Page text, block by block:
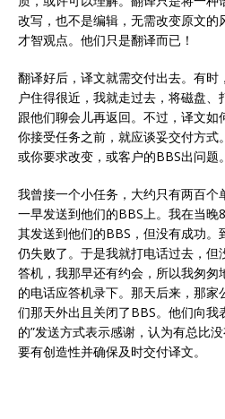
改写，也不是编辑，无需改变原文的
才智观点。他们只是翻译而已！
翻译好后，译文就需交付出去。有时
户住得很近，我就走过去，将磁盘
跟他们聊会儿再返回。不过，译文
你接受任务之前，就应谈妥交付方式
或你要求改变，或客户的BBS出问题。
我曾接一个小任务，大约只有两百个
一早发送到他们的BBS上。我在当
其发送到他们的BBS，但没有成功。
仍失败了。于是我就打电话过去，
答机，我那早还有约会，所以我匆匆
的电话应答机录下。那天后来，那
们那天外出且关闭了BBS。他们向我
的”发送方式表示感谢，认为有总比
要有创造性并确保及时交付译文。